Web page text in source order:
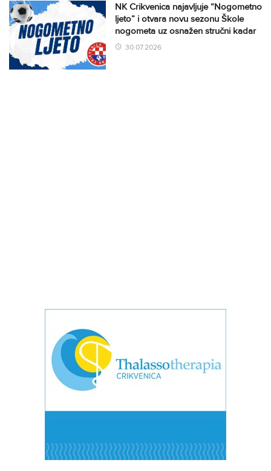
NK Crikvenica najavljuje “Nogometno
ljeto” i otvara novu sezonu Škole
nogometa uz osnažen stručni kadar
30.07.2026